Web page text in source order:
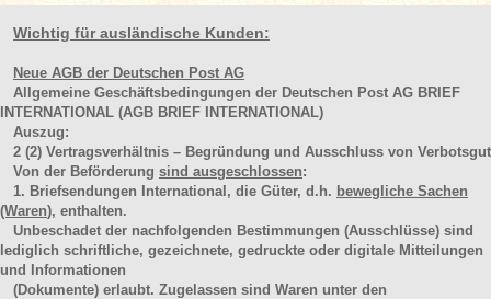
Wichtig für ausländische Kunden:
Neue AGB der Deutschen Post AG
Allgemeine Geschäftsbedingungen der Deutschen Post AG BRIEF
INTERNATIONAL (AGB BRIEF INTERNATIONAL)
Auszug:
2 (2) Vertragsverhältnis – Begründung und Ausschluss von Verbotsgut
Von der Beförderung sind ausgeschlossen:
1. Briefsendungen International, die Güter, d.h. bewegliche Sachen
(Waren), enthalten.
Unbeschadet der nachfolgenden Bestimmungen (Ausschlüsse) sind
lediglich schriftliche, gezeichnete, gedruckte oder digitale Mitteilungen
und Informationen
(Dokumente) erlaubt. Zugelassen sind Waren unter den